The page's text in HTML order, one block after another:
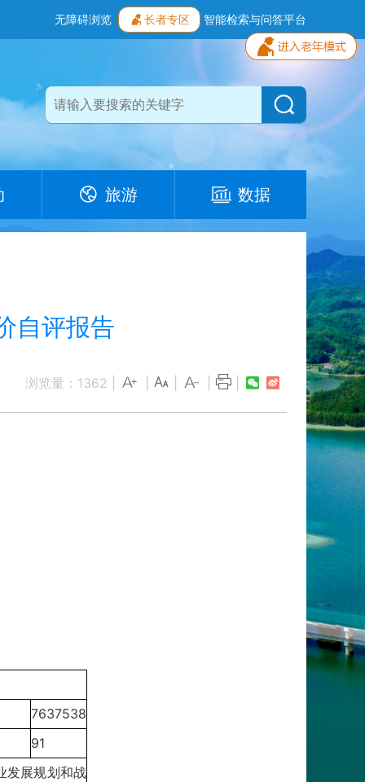
无障碍浏览 长者专区 智能检索与问答平台
旅游 数据
自评报告
浏览量： 1362
7637538
91
发展规划和战